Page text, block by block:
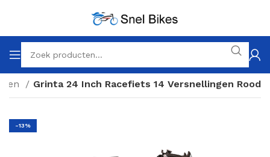
Grinta 24 Inch Racefiets 14 Versnellingen Rood
-13%